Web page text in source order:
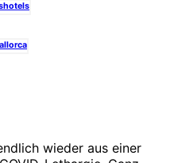
wieder aus einer